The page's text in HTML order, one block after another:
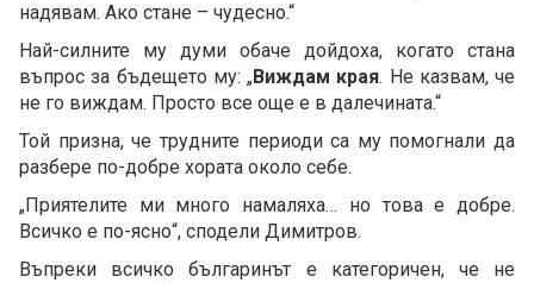
надявам. Ако стане – чудесно.“
Най-силните му думи обаче дойдоха, когато стана
въпрос за бъдещето му: „Виждам края. Не казвам, че
не го виждам. Просто все още е в далечината.“
Той призна, че трудните периоди са му помогнали да
разбере по-добре хората около себе.
„Приятелите ми много намаляха… но това е добре.
Всичко е по-ясно“, сподели Димитров.
Въпреки всичко българинът е категоричен, че не